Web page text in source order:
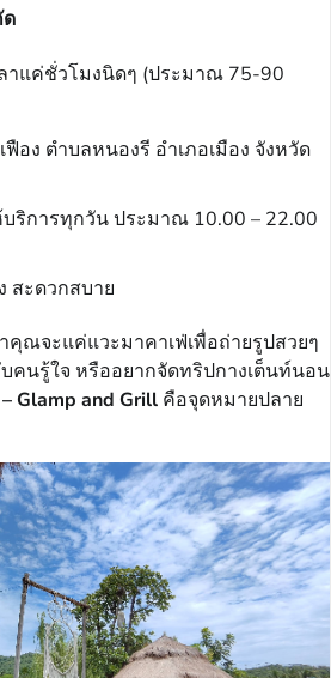
าแค่ชั่วโมงนิดๆ (ประมาณ 75-90
ฟือง ตำบลหนองรี อำเภอเมือง จังหวัด
บริการทุกวัน ประมาณ 10.00 – 22.00
สะดวกสบาย
คุณจะแค่แวะมาคาเฟ่เพื่อถ่ายรูปสวยๆ
คนรู้ใจ หรืออยากจัดทริปกางเต็นท์นอน
Glamp and Grill คือจุดหมายปลาย